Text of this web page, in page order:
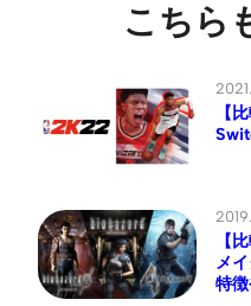
こちら
【
【
メ
特